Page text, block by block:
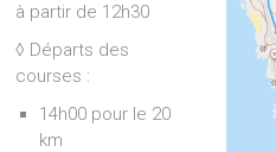
à partir de 12h30
◊ Départs des
courses :
14h00 pour le 20
km